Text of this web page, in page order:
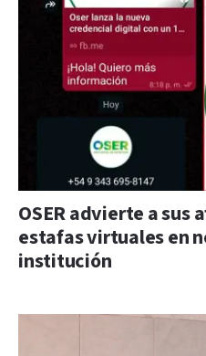
OSER advierte a sus
estafas virtuales en
institución